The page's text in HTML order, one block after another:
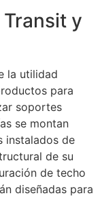
y
la utilidad
para
soportes
se montan
instalados de
de su
de techo
diseñadas para